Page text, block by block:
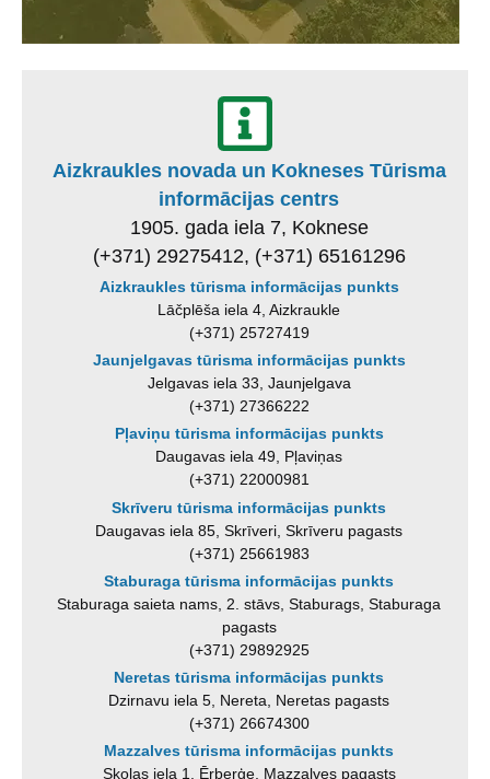
Aizkraukles novada un Kokneses Tūrisma
informācijas centrs
1905. gada iela 7, Koknese
(+371) 29275412, (+371) 65161296
Aizkraukles tūrisma informācijas punkts
Lāčplēša iela 4, Aizkraukle
(+371) 25727419
Jaunjelgavas tūrisma informācijas punkts
Jelgavas iela 33, Jaunjelgava
(+371) 27366222
Pļaviņu tūrisma informācijas punkts
Daugavas iela 49, Pļaviņas
(+371) 22000981
Skrīveru tūrisma informācijas punkts
Daugavas iela 85, Skrīveri, Skrīveru pagasts
(+371) 25661983
Staburaga tūrisma informācijas punkts
Staburaga saieta nams, 2. stāvs, Staburags, Staburaga
pagasts
(+371) 29892925
Neretas tūrisma informācijas punkts
Dzirnavu iela 5, Nereta, Neretas pagasts
(+371) 26674300
Mazzalves tūrisma informācijas punkts
Skolas iela 1, Ērberģe, Mazzalves pagasts